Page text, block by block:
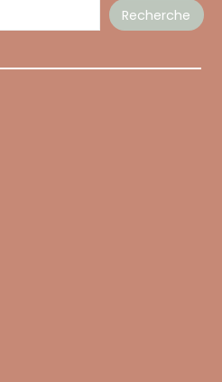
Recherche